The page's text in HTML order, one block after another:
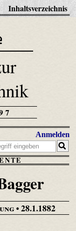
Inhaltsverzeichnis
Anmelden
• 28.1.1882